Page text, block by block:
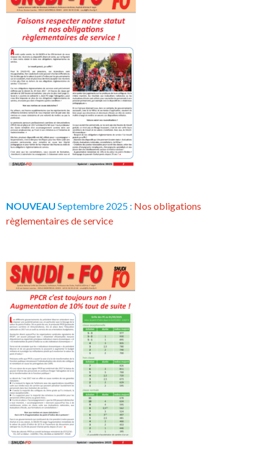
NOUVEAU Septembre 2025 : Nos obligations
règlementaires de service